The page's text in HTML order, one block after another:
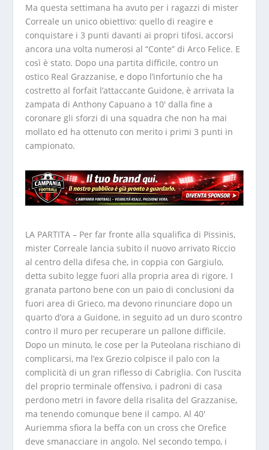
Ma questa settimana ha avuto per i ragazzi di mister
Correale un unico obiettivo: quello di reagire e
conquistare i 3 punti davanti ai propri tifosi, accorsi
ancora una volta numerosi al “Conte” di Arco Felice. E
così è stato. Dopo una partita difficile, contro un
ostico Real Grazzanise, e dopo l’infortunio che ha
costretto al forfait l’attaccante Guidone, è arrivata la
zampata di Anthony Capuano a 10′ dalla fine a
coronare gli sforzi di una squadra che non ha mai
mollato ed ha ottenuto con merito i primi 3 punti in
campionato.
LA PARTITA – Per far fronte alla squalifica di Pissinis,
mister Correale lancia subito il nuovo arrivato Riccio
al centro della difesa che, in coppia con Gargiulo,
detta subito legge fuori alla propria area di rigore. I
granata partono bene con un paio di conclusioni da
fuori area di Grieco, ma devono rinunciare dopo un
quarto d’ora a Guidone, in seguito ad un duro scontro
contro il muro per recuperare un pallone difficile.
Dopo un minuto, le cose per la Puteolana rischiano di
complicarsi, ma l’ex Grezio colpisce il palo con la
complicità di un gran riflesso di Cabriglia. Con l’uscita
del proprio terminale offensivo, i padroni di casa
perdono metri in favore della risalita del Grazzanise,
ma tenendo comunque bene il campo. Al 40′
Auriemma sfiora la beffa con un cross che Orefice
deve smanacciare in angolo. Nel secondo tempo, i